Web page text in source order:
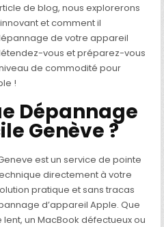
de blog, nous explorerons
et comment il
de votre appareil
vous et préparez-vous
de commodité pour
!
Dépannage
Genève ?
est un service de pointe
directement à votre
pratique et sans tracas
d’appareil Apple. Que
un MacBook défectueux ou